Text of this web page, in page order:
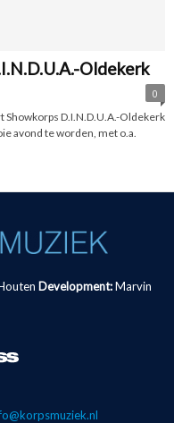
Oldekerk
0
Showkorps D.I.N.D.U.A.-Oldekerk
avond te worden, met o.a.
Development: Marvin